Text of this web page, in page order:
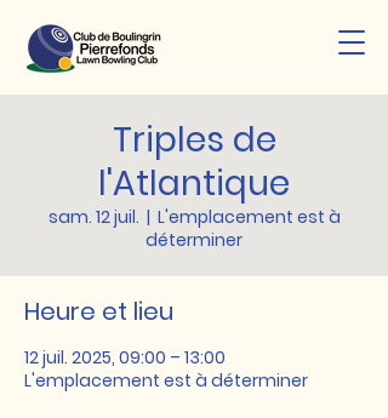
Triples de
l'Atlantique
sam. 12 juil.
  |
L'emplacement est à
déterminer
Heure et lieu
12 juil. 2025, 09:00 – 13:00
L'emplacement est à déterminer